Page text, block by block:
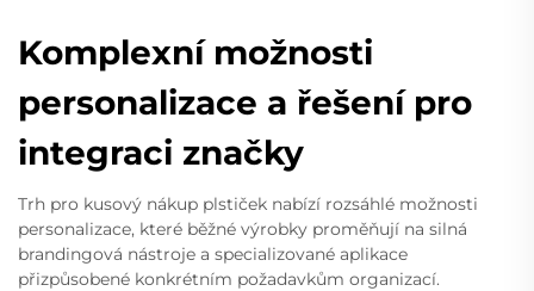
Komplexní možnosti
personalizace a řešení pro
integraci značky
Trh pro kusový nákup plstiček nabízí rozsáhlé možnosti
personalizace, které běžné výrobky proměňují na silná
brandingová nástroje a specializované aplikace
přizpůsobené konkrétním požadavkům organizací.